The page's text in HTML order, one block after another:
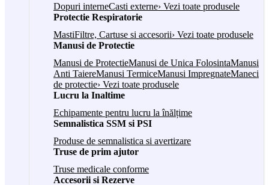
Dopuri interneCasti externe› Vezi toate produsele
Protectie Respiratorie
MastiFiltre, Cartuse si accesorii› Vezi toate produsele
Manusi de Protectie
Manusi de ProtectieManusi de Unica FolosintaManusi
Anti TaiereManusi TermiceManusi ImpregnateManeci
de protectie› Vezi toate produsele
Lucru la Inaltime
Echipamente pentru lucru la înălțime
Semnalistica SSM si PSI
Produse de semnalistica si avertizare
Truse de prim ajutor
Truse medicale conforme
Accesorii si Rezerve